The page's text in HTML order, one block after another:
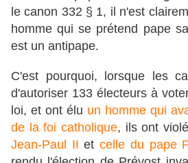
le canon 332 § 1, il n'est
homme qui se prétend pape
est un antipape.
C'est pourquoi, lorsque les
d'autoriser 133 électeurs à
loi, et ont élu un homme qui
de la foi catholique, ils ont
Jean-Paul II etcelle du pape